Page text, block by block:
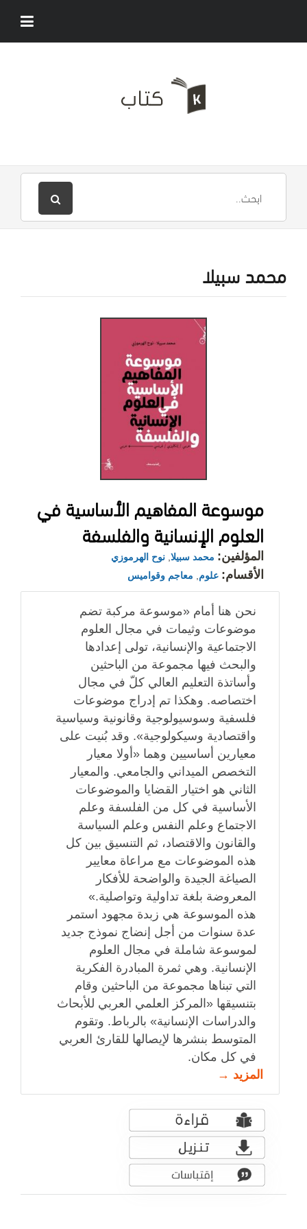
محمد سبيلا
موسوعة المفاهيم الأساسية في
العلوم الإنسانية والفلسفة
المؤلفين: محمد سبيلا نوح الهرموزي
الأقسام: علوم معاجم وقواميس
نحن هنا أمام «موسوعة مركبة تضم
موضوعات وثيمات في مجال العلوم
الاجتماعية والإنسانية، تولى إعدادها
والبحث فيها مجموعة من الباحثين
وأساتذة التعليم العالي كلّ في مجال
اختصاصه. وهكذا تم إدراج موضوعات
فلسفية وسوسيولوجية وقانونية وسياسية
واقتصادية وسيكولوجية». وقد بُنيت على
معيارين أساسيين وهما «أولا معيار
التخصص الميداني والجامعي. والمعيار
الثاني هو اختيار القضايا والموضوعات
الأساسية في كل من الفلسفة وعلم
الاجتماع وعلم النفس وعلم السياسة
والقانون والاقتصاد، ثم التنسيق بين كل
هذه الموضوعات مع مراعاة معايير
الصياغة الجيدة والواضحة للأفكار
المعروضة بلغة تداولية وتواصلية.»
هذه الموسوعة هي زبدة مجهود استمر
عدة سنوات من أجل إنضاج نموذج جديد
لموسوعة شاملة في مجال العلوم
الإنسانية. وهي ثمرة المبادرة الفكرية
التي تبناها مجموعة من الباحثين وقام
بتنسيقها «المركز العلمي العربي للأبحاث
والدراسات الإنسانية» بالرباط. وتقوم
المتوسط بنشرها لإيصالها للقارئ العربي
في كل مكان.
المزيد →